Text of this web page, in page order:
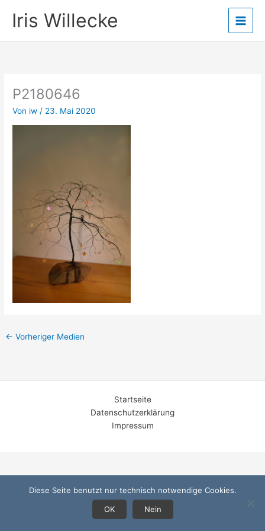
InhaltIris Willecke
P2180646
Von iw / 23. Mai 2020
← Vorheriger Medien
Startseite
Datenschutzerklärung
Impressum
Diese Seite benutzt nur technisch notwendige Cookies.
OK
Nein